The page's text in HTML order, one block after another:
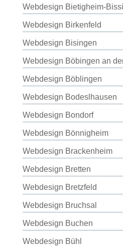
Webdesign Bietigheim-
Webdesign Birkenfeld
Webdesign Bisingen
Webdesign Böbingen an
Webdesign Böblingen
Webdesign Bodeslhausen
Webdesign Bondorf
Webdesign Bönnigheim
Webdesign Brackenheim
Webdesign Bretten
Webdesign Bretzfeld
Webdesign Bruchsal
Webdesign Buchen
Webdesign Bühl